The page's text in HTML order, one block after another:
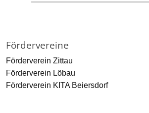
Fördervereine
Förderverein Zittau
Förderverein Löbau
Förderverein KITA Beiersdorf